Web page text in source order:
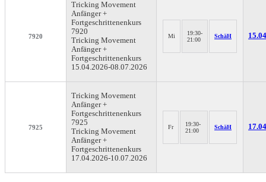
7920
Tricking Movement
Anfänger +
Fortgeschrittenenkurs
7920
Tricking Movement
Anfänger +
Fortgeschrittenenkurs
15.04.2026-08.07.2026
Mi
19:30-
21:00
SchäH
7925
Tricking Movement
Anfänger +
Fortgeschrittenenkurs
7925
Tricking Movement
Anfänger +
Fortgeschrittenenkurs
17.04.2026-10.07.2026
Fr
19:30-
21:00
SchäH